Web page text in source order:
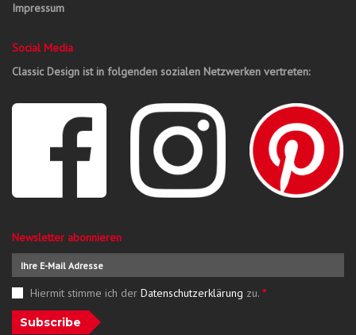
Impressum
Social Media
Classic Design ist in folgenden sozialen Netzwerken vertreten:
Newsletter abonnieren
Hiermit stimme ich der Datenschutzerklärung zu. *
Subscribe